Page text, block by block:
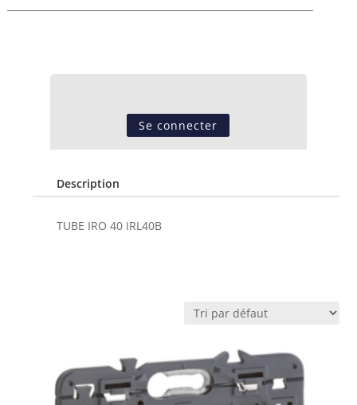
Se connecter
Description
TUBE IRO 40 IRL40B